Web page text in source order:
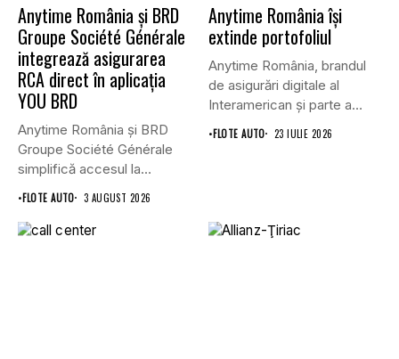
Anytime România și BRD
Groupe Société Générale
integrează asigurarea
RCA direct în aplicația
YOU BRD
Anytime România și BRD
Groupe Société Générale
simplifică accesul la
asigurările auto...
•FLOTE AUTO 3 AUGUST 2026
Anytime România își
extinde portofoliul
Anytime România, brandul
de asigurări digitale al
Interamerican și parte a
Grupului...
•FLOTE AUTO 23 IULIE 2026